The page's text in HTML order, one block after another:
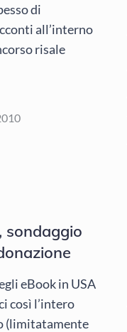
di
all’interno
risale
sondaggio
eBook in USA
così l’intero
(limitatamente